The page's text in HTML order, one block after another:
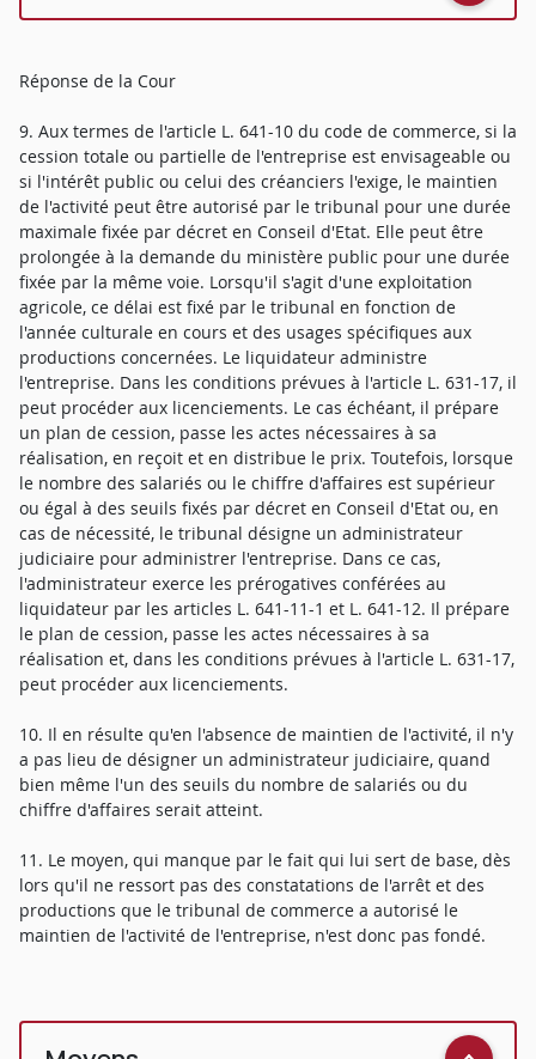
Réponse de la Cour
9. Aux termes de l'article L. 641-10 du code de commerce, si la
cession totale ou partielle de l'entreprise est envisageable ou
si l'intérêt public ou celui des créanciers l'exige, le maintien
de l'activité peut être autorisé par le tribunal pour une durée
maximale fixée par décret en Conseil d'Etat. Elle peut être
prolongée à la demande du ministère public pour une durée
fixée par la même voie. Lorsqu'il s'agit d'une exploitation
agricole, ce délai est fixé par le tribunal en fonction de
l'année culturale en cours et des usages spécifiques aux
productions concernées. Le liquidateur administre
l'entreprise. Dans les conditions prévues à l'article L. 631-17, il
peut procéder aux licenciements. Le cas échéant, il prépare
un plan de cession, passe les actes nécessaires à sa
réalisation, en reçoit et en distribue le prix. Toutefois, lorsque
le nombre des salariés ou le chiffre d'affaires est supérieur
ou égal à des seuils fixés par décret en Conseil d'Etat ou, en
cas de nécessité, le tribunal désigne un administrateur
judiciaire pour administrer l'entreprise. Dans ce cas,
l'administrateur exerce les prérogatives conférées au
liquidateur par les articles L. 641-11-1 et L. 641-12. Il prépare
le plan de cession, passe les actes nécessaires à sa
réalisation et, dans les conditions prévues à l'article L. 631-17,
peut procéder aux licenciements.
10. Il en résulte qu'en l'absence de maintien de l'activité, il n'y
a pas lieu de désigner un administrateur judiciaire, quand
bien même l'un des seuils du nombre de salariés ou du
chiffre d'affaires serait atteint.
11. Le moyen, qui manque par le fait qui lui sert de base, dès
lors qu'il ne ressort pas des constatations de l'arrêt et des
productions que le tribunal de commerce a autorisé le
maintien de l'activité de l'entreprise, n'est donc pas fondé.